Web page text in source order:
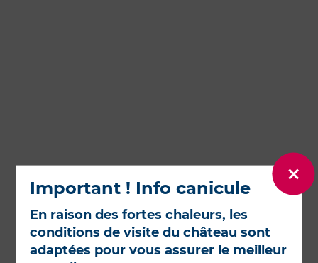
Important ! Info canicule
En raison des fortes chaleurs, les
conditions de visite du château sont
adaptées pour vous assurer le meilleur